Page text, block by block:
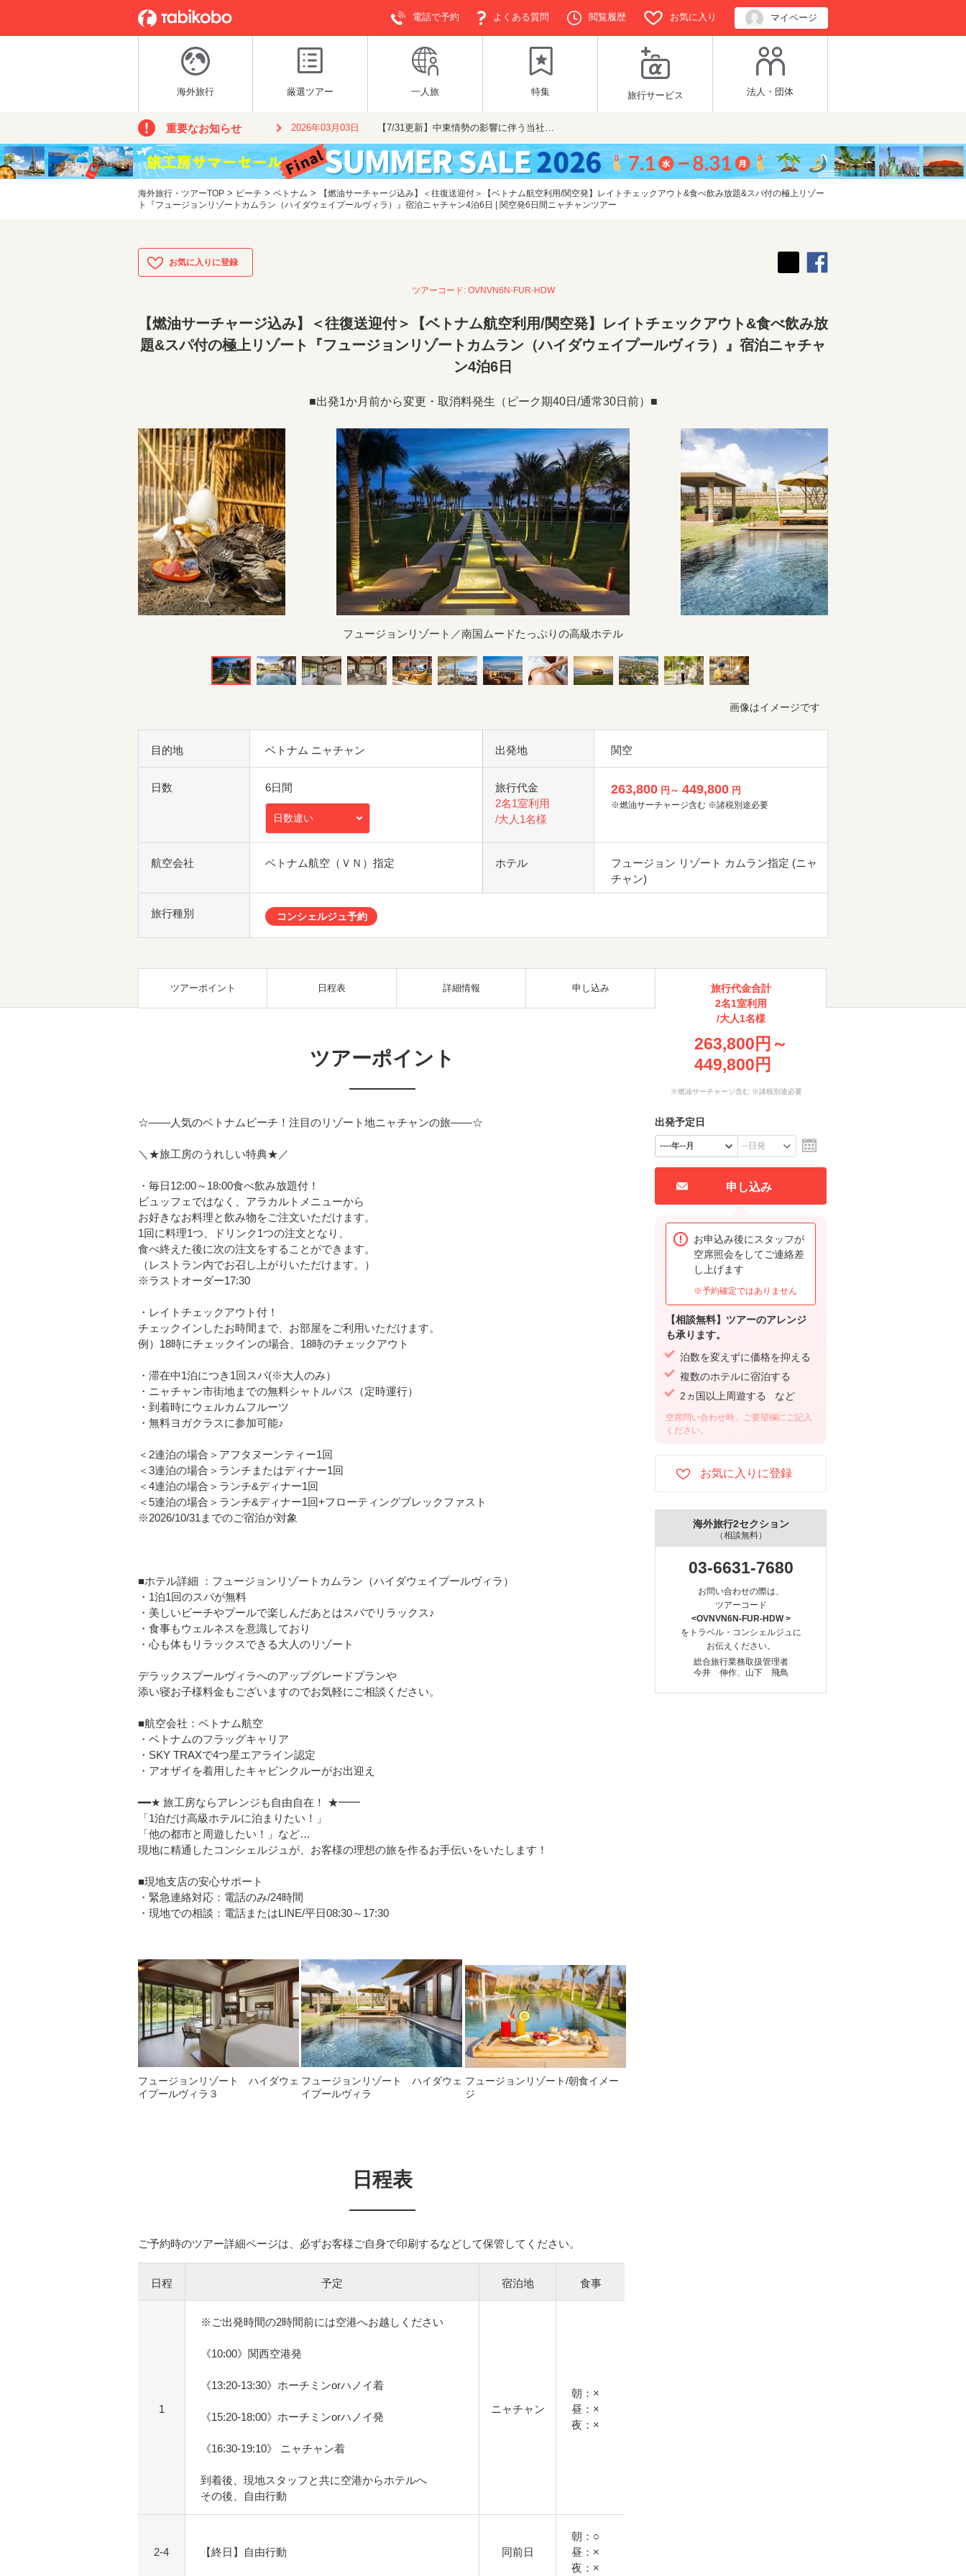
電話で予約 よくある質問 閲覧履歴 お気に入り マイページ
海外旅行 厳選ツアー 一人旅 特集 旅行サービス 法人・団体
重要なお知らせ 2026年03月03日 【7/31更新】中東情勢の影響に伴う当社…
海外旅行・ツアーTOP > ビーチ > ベトナム >
【燃油サーチャージ込み】＜往復送迎付＞【ベトナム航空利用/関空発】レイトチェックアウト&食べ飲み放題&スパ付の極上リゾー
ト『フュージョンリゾートカムラン（ハイダウェイプールヴィラ）』宿泊ニャチャン4泊6日 | 関空発6日間ニャチャンツアー
ツアーコード: OVNVN6N-FUR-HDW
【燃油サーチャージ込み】＜往復送迎付＞【ベトナム航空利用/関空発】レイトチェックアウト&食べ飲み放
題&スパ付の極上リゾート『フュージョンリゾートカムラン（ハイダウェイプールヴィラ）』宿泊ニャチャ
ン4泊6日
■出発1か月前から変更・取消料発生（ピーク期40日/通常30日前）■
フュージョンリゾート／南国ムードたっぷりの高級ホテル
画像はイメージです
目的地 ベトナム ニャチャン 出発地 関空
日数 6日間
日数違い
旅行代金
2名1室利用
/大人1名様
263,800 円～ 449,800 円
※燃油サーチャージ含む ※諸税別途必要
航空会社 ベトナム航空（ＶＮ）指定 ホテル
フュージョン リゾート カムラン指定 (ニャ
チャン)
旅行種別 コンシェルジュ予約
ツアーポイント 日程表 詳細情報 申し込み
ツアーポイント
☆――人気のベトナムビーチ！注目のリゾート地ニャチャンの旅――☆
＼★旅工房のうれしい特典★／
・毎日12:00～18:00食べ飲み放題付！
ビュッフェではなく、アラカルトメニューから
お好きなお料理と飲み物をご注文いただけます。
1回に料理1つ、ドリンク1つの注文となり、
食べ終えた後に次の注文をすることができます。
（レストラン内でお召し上がりいただけます。）
※ラストオーダー17:30
・レイトチェックアウト付！
チェックインしたお時間まで、お部屋をご利用いただけます。
例）18時にチェックインの場合、18時のチェックアウト
・滞在中1泊につき1回スパ(※大人のみ）
・ニャチャン市街地までの無料シャトルバス（定時運行）
・到着時にウェルカムフルーツ
・無料ヨガクラスに参加可能♪
＜2連泊の場合＞アフタヌーンティー1回
＜3連泊の場合＞ランチまたはディナー1回
＜4連泊の場合＞ランチ&ディナー1回
＜5連泊の場合＞ランチ&ディナー1回+フローティングブレックファスト
※2026/10/31までのご宿泊が対象
■ホテル詳細 ：フュージョンリゾートカムラン（ハイダウェイプールヴィラ）
・1泊1回のスパが無料
・美しいビーチやプールで楽しんだあとはスパでリラックス♪
・食事もウェルネスを意識しており
・心も体もリラックスできる大人のリゾート
デラックスプールヴィラへのアップグレードプランや
添い寝お子様料金もございますのでお気軽にご相談ください。
■航空会社：ベトナム航空
・ベトナムのフラッグキャリア
・SKY TRAXで4つ星エアライン認定
・アオザイを着用したキャビンクルーがお出迎え
━━★ 旅工房ならアレンジも自由自在！ ★━━
「1泊だけ高級ホテルに泊まりたい！」
「他の都市と周遊したい！」など…
現地に精通したコンシェルジュが、お客様の理想の旅を作るお手伝いをいたします！
■現地支店の安心サポート
・緊急連絡対応：電話のみ/24時間
・現地での相談：電話またはLINE/平日08:30～17:30
フュージョンリゾート ハイダウェ
イプールヴィラ３
フュージョンリゾート ハイダウェ
イプールヴィラ
フュージョンリゾート/朝食イメー
ジ
日程表
ご予約時のツアー詳細ページは、必ずお客様ご自身で印刷するなどして保管してください。
日程 予定 宿泊地 食事
1
※ご出発時間の2時間前には空港へお越しください
《10:00》関西空港発
《13:20-13:30》ホーチミンorハノイ着
《15:20-18:00》ホーチミンorハノイ発
《16:30-19:10》 ニャチャン着
到着後、現地スタッフと共に空港からホテルへ
その後、自由行動
ニャチャン
朝：×
昼：×
夜：×
2-4 【終日】自由行動 同前日
朝：○
昼：×
夜：×
旅行代金合計
2名1室利用
/大人1名様
263,800円～
449,800円
※燃油サーチャージ含む ※諸税別途必要
出発予定日
申し込み
お申込み後にスタッフが
空席照会をしてご連絡差
し上げます
※予約確定ではありません
【相談無料】ツアーのアレンジ
も承ります。
泊数を変えずに価格を抑える
複数のホテルに宿泊する
2ヵ国以上周遊する など
空席問い合わせ時、ご要望欄にご記入
ください。
海外旅行2セクション
（相談無料）
03-6631-7680
お問い合わせの際は、
ツアーコード
<OVNVN6N-FUR-HDW >
をトラベル・コンシェルジュに
お伝えください。
総合旅行業務取扱管理者
今井 伸作、山下 飛鳥